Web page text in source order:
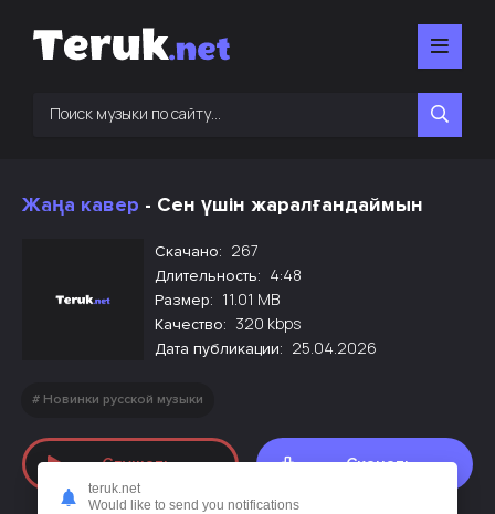
Жаңа кавер - Сен үшін жаралғандаймын
Скачано: 267
Длительность: 4:48
Размер: 11.01 MB
Качество: 320 kbps
Дата публикации: 25.04.2026
Новинки русской музыки
Слушать Скачать
teruk.net
Would like to send you notifications